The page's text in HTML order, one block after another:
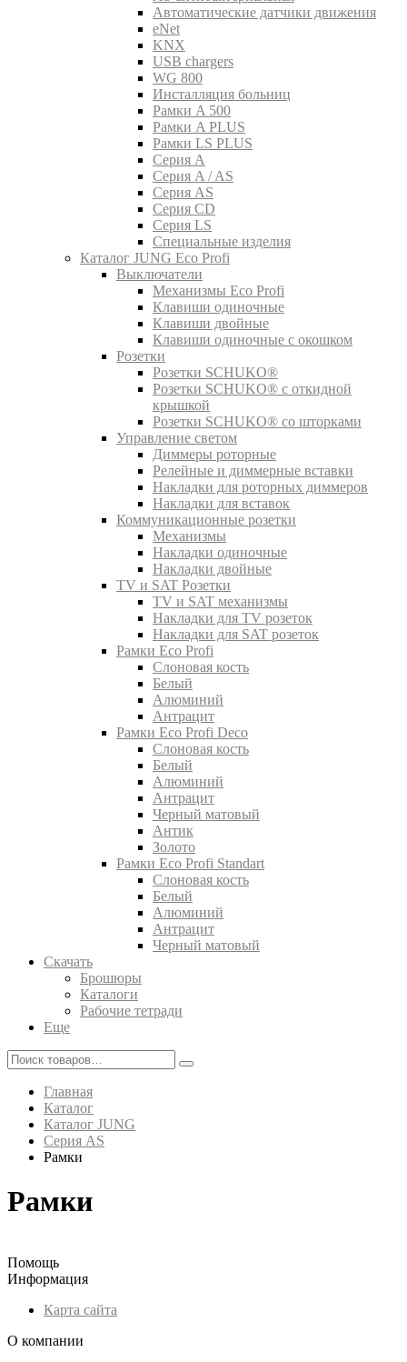
Aвтоматические датчики движения
eNet
KNX
USB chargers
WG 800
Инсталляция больниц
Рамки A 500
Рамки A PLUS
Рамки LS PLUS
Серия A
Серия A / AS
Серия AS
Серия CD
Серия LS
Специальные изделия
Каталог JUNG Eco Profi
Выключатели
Механизмы Eco Profi
Клавиши одиночные
Клавиши двойные
Клавиши одиночные с окошком
Розетки
Розетки SCHUKO®
Розетки SCHUKO® с откидной
крышкой
Розетки SCHUKO® со шторками
Управление светом
Диммеры роторные
Релейные и диммерные вставки
Накладки для роторных диммеров
Накладки для вставок
Коммуникационные розетки
Механизмы
Накладки одиночные
Накладки двойные
TV и SAT Розетки
TV и SAT механизмы
Накладки для TV розеток
Накладки для SAT розеток
Рамки Eco Profi
Слоновая кость
Белый
Алюминий
Антрацит
Рамки Eco Profi Deco
Слоновая кость
Белый
Алюминий
Антрацит
Черный матовый
Антик
Золото
Рамки Eco Profi Standart
Слоновая кость
Белый
Алюминий
Антрацит
Черный матовый
Скачать
Брошюры
Каталоги
Рабочие тетради
Еще
Главная
Каталог
Каталог JUNG
Серия AS
Рамки
Рамки
Помощь
Информация
Карта сайта
О компании